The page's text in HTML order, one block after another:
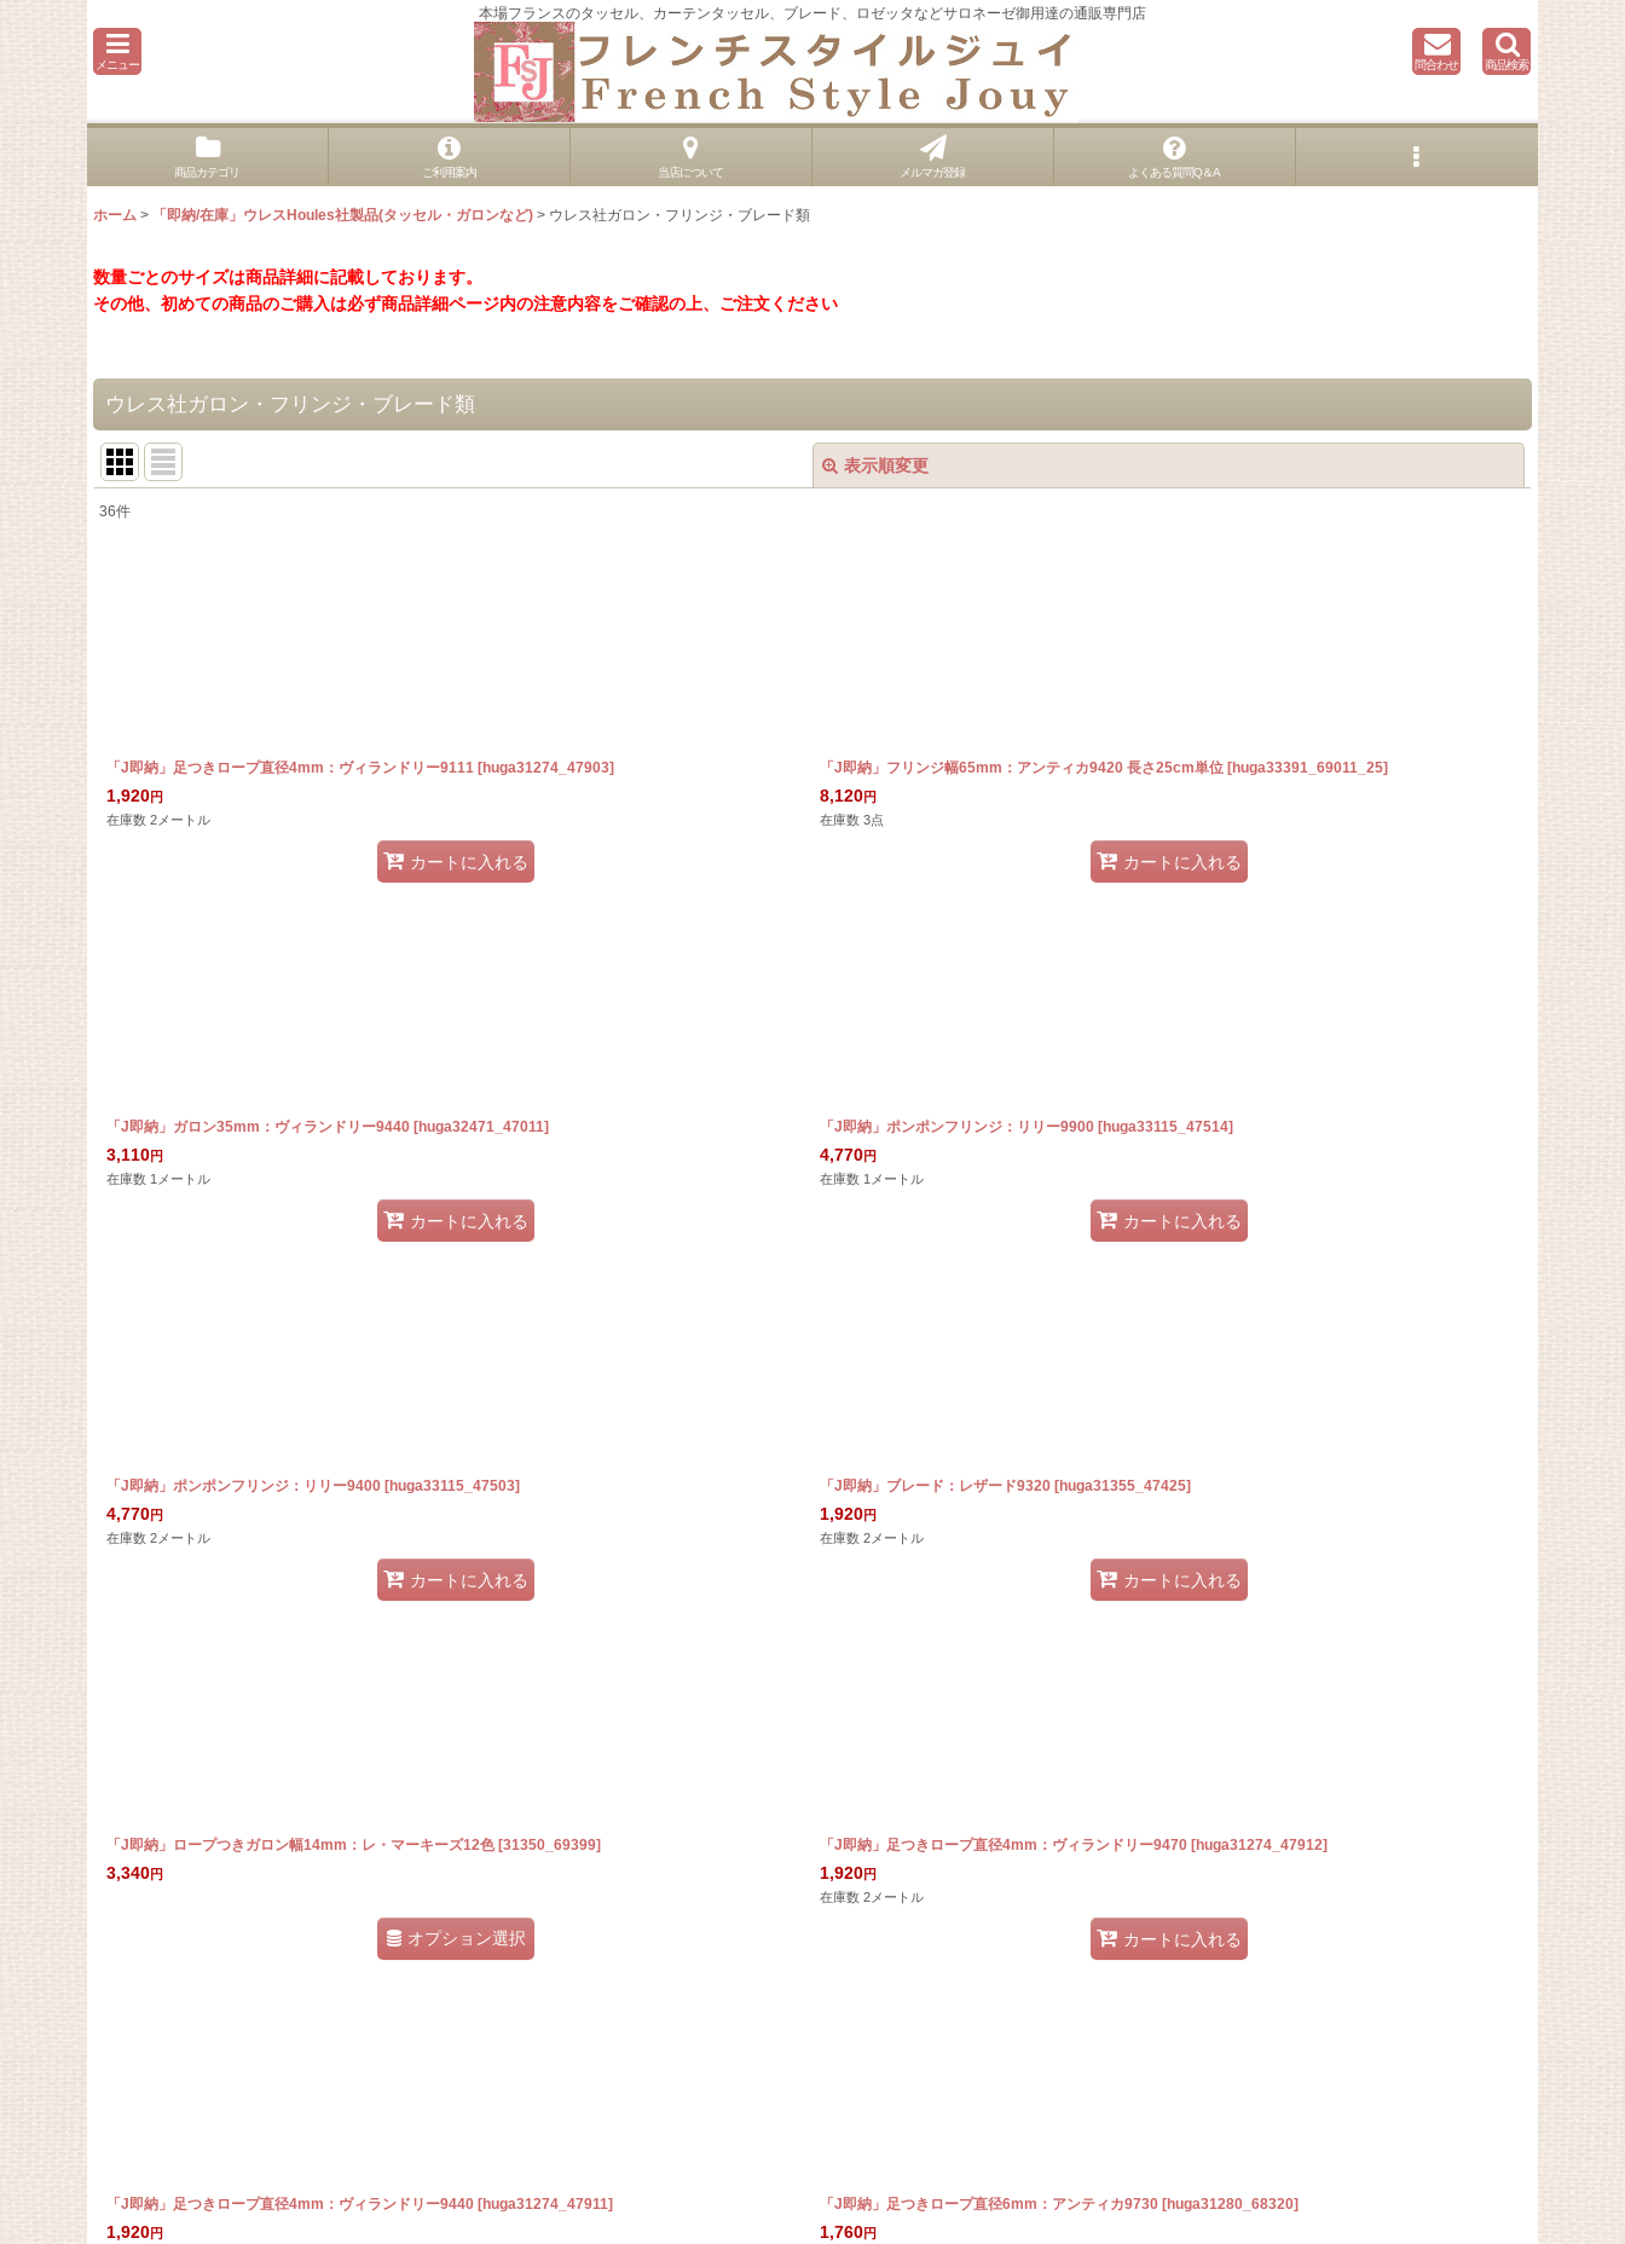
本場フランスのタッセル、カーテンタッセル、ブレード、ロゼッタなどサロネーゼ御用達の通販専門店
メニュー 問合わせ 商品検索
商品カテゴリ ご利用案内 当店について メルマガ登録 よくある質問Q＆A
ホーム > 「即納/在庫」ウレスHoules社製品(タッセル・ガロンなど) > ウレス社ガロン・フリンジ・ブレード類
数量ごとのサイズは商品詳細に記載しております。
その他、初めての商品のご購入は必ず商品詳細ページ内の注意内容をご確認の上、ご注文ください
ウレス社ガロン・フリンジ・ブレード類
表示順変更
36件
「J即納」足つきロープ直径4mm：ヴィランドリー9111 [huga31274_47903]
1,920円
在庫数 2メートル
カートに入れる
「J即納」フリンジ幅65mm：アンティカ9420 長さ25cm単位 [huga33391_69011_25]
8,120円
在庫数 3点
カートに入れる
「J即納」ガロン35mm：ヴィランドリー9440 [huga32471_47011]
3,110円
在庫数 1メートル
カートに入れる
「J即納」ポンポンフリンジ：リリー9900 [huga33115_47514]
4,770円
在庫数 1メートル
カートに入れる
「J即納」ポンポンフリンジ：リリー9400 [huga33115_47503]
4,770円
在庫数 2メートル
カートに入れる
「J即納」ブレード：レザード9320 [huga31355_47425]
1,920円
在庫数 2メートル
カートに入れる
「J即納」ロープつきガロン幅14mm：レ・マーキーズ12色 [31350_69399]
3,340円
オプション選択
「J即納」足つきロープ直径4mm：ヴィランドリー9470 [huga31274_47912]
1,920円
在庫数 2メートル
カートに入れる
「J即納」足つきロープ直径4mm：ヴィランドリー9440 [huga31274_47911]
1,920円
「J即納」足つきロープ直径6mm：アンティカ9730 [huga31280_68320]
1,760円